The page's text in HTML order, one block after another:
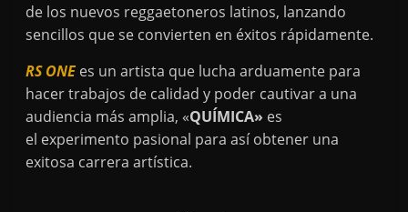
de los nuevos reggaetoneros latinos, lanzando
sencillos que se convierten en éxitos rápidamente.
RS ONE es un artista que lucha arduamente para
hacer trabajos de calidad y poder cautivar a una
audiencia más amplia, «QUÍMICA» es
el experimento pasional para así obtener una
exitosa carrera artística.